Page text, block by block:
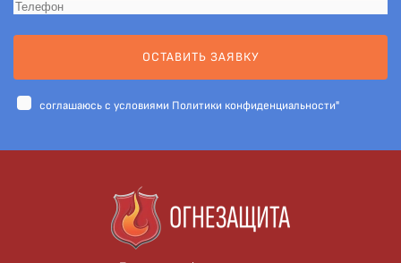
ОСТАВИТЬ ЗАЯВКУ
cоглашаюсь с условиями Политики конфиденциальности"